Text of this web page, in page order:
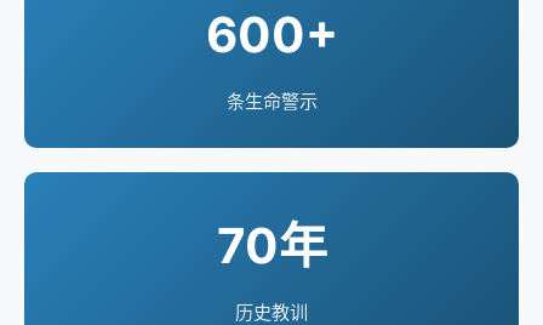
600+
条生命警示
70年
历史教训